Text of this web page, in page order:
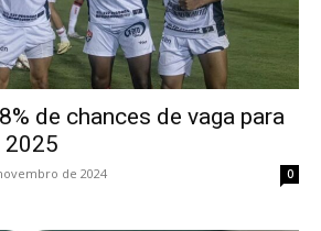
de chances de vaga para
2025
de 2024 0